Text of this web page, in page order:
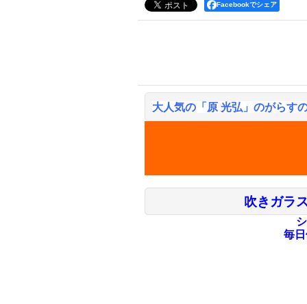
Facebookでシェア
大人気の「原 光弘」のがら
吹きガラ
毎